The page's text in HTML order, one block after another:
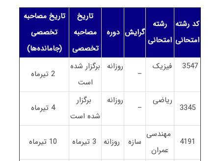
کد رشته
امتحانی
رشته
امتحانی
گرایش دوره
تاریخ
مصاحبه
تخصصی
تاریخ مصاحبه
تخصصی
(جامانده‌ها)
فیزیک
–
روزانه
برگزار شده
است
3345
ریاضی
–
روزانه
برگزار
شده است
4 تیرماه
4191
مهندسی
عمران
سازه روزانه